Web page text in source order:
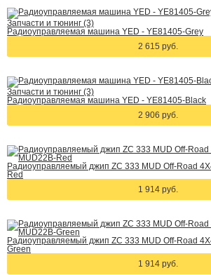
Запчасти и тюнинг (3)
Радиоуправляемая машина YED - YE81405-Grey
2 615 руб.
Запчасти и тюнинг (3)
Радиоуправляемая машина YED - YE81405-Black
2 906 руб.
Радиоуправляемый джип ZC 333 MUD Off-Road
Red
1 914 руб.
Радиоуправляемый джип ZC 333 MUD Off-Road
Green
1 914 руб.